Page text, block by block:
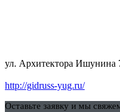
ул. Архитектора Ишунина
http://gidruss-yug.ru/
Оставьте заявку и мы